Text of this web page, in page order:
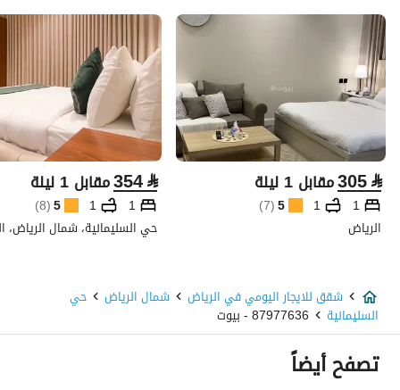
⃁
305مقابل 1 ليلة
1
1
5
(
7
)
الرياض
⃁
354مقابل 1 ليلة
1
1
5
(
8
)
حي السليمانية، شمال الرياض،
شقق للايجار اليومي في الرياض شمال الرياض حي
السليمانية 87977636 - بيوت
تصفح أيضاً